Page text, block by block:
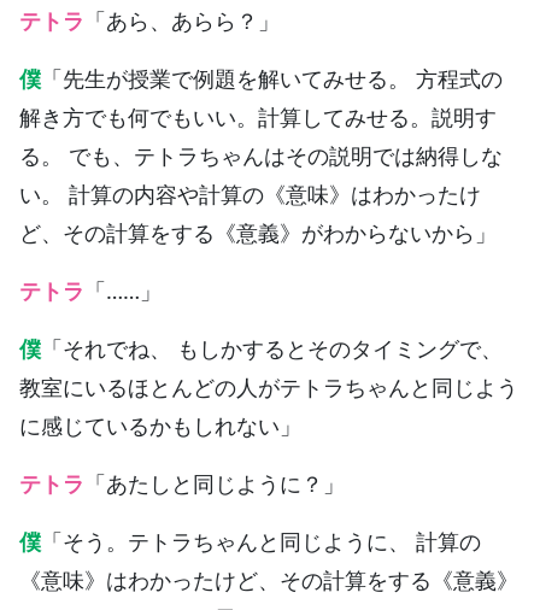
テトラ 「あら、あらら？」
僕 「先生が授業で例題を解いてみせる。 方程式の
解き方でも何でもいい。計算してみせる。説明す
る。 でも、テトラちゃんはその説明では納得しな
い。 計算の内容や計算の《意味》はわかったけ
ど、その計算をする《意義》がわからないから」
テトラ 「……」
僕 「それでね、 もしかするとそのタイミングで、
教室にいるほとんどの人がテトラちゃんと同じよう
に感じているかもしれない」
テトラ 「あたしと同じように？」
僕 「そう。テトラちゃんと同じように、 計算の
《意味》はわかったけど、その計算をする《意義》